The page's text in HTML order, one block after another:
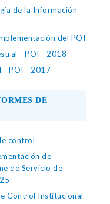
de la Información
del POI
- POI - 2018
- POI - 2017
DE
control
de
de Servicio de
Control Institucional